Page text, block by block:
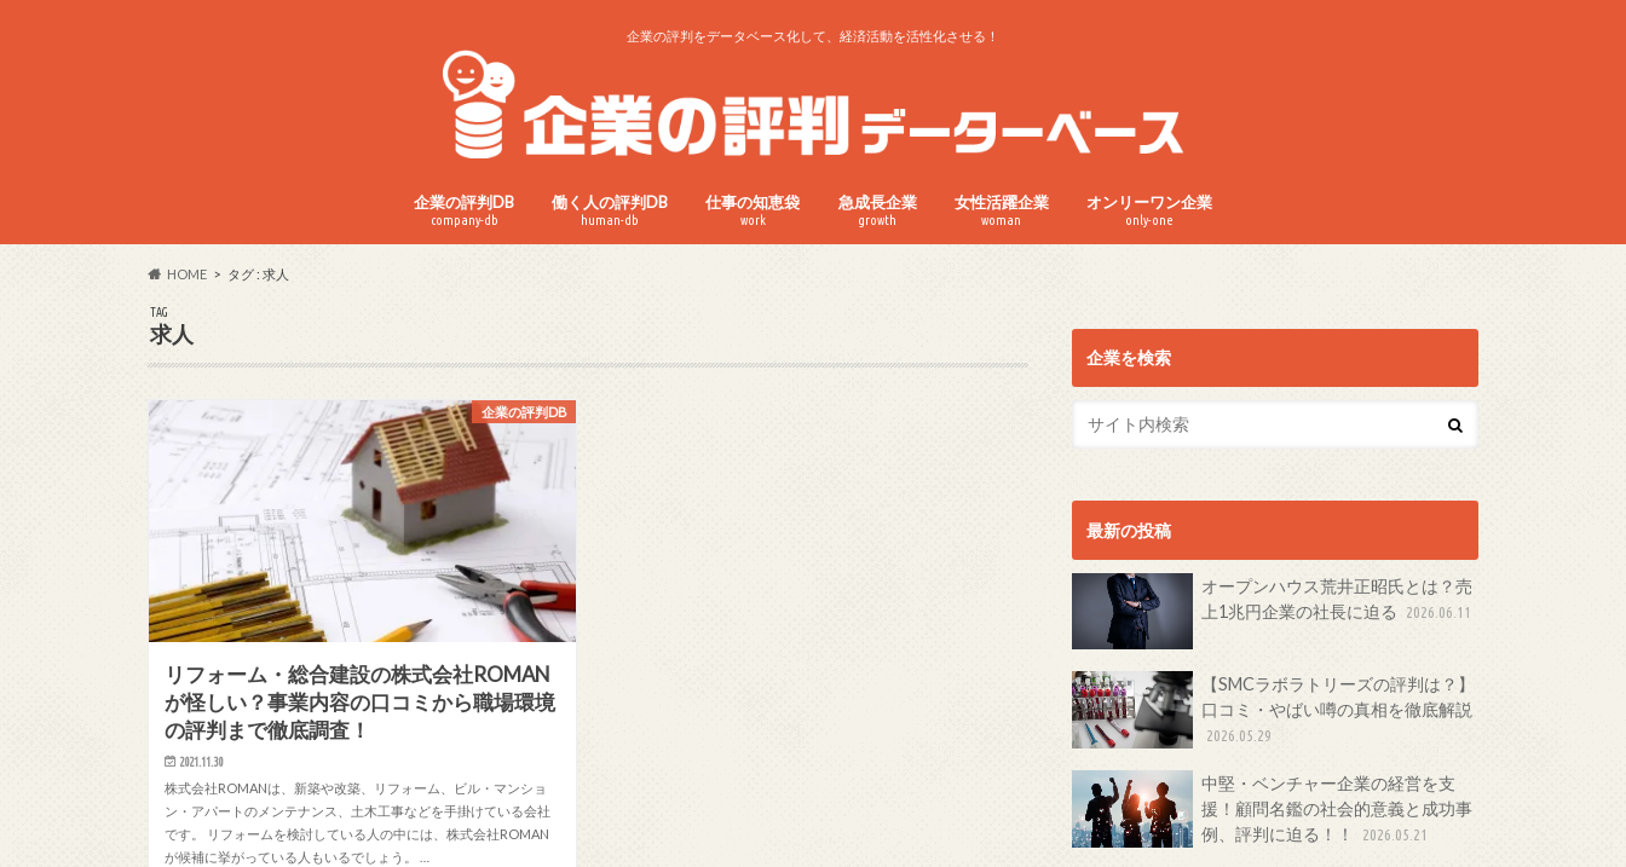
企業の評判をデータベース化して、経済活動を活性化させる！
企業の評判DB
company-db
働く人の評判DB
human-db
仕事の知恵袋
work
急成長企業
growth
女性活躍企業
woman
オンリーワン企業
only-one
HOME タグ : 求人
TAG
求人
企業の評判DB
リフォーム・総合建設の株式会社ROMAN
が怪しい？事業内容の口コミから職場環境
の評判まで徹底調査！
2021.11.30
株式会社ROMANは、新築や改築、リフォーム、ビル・マンショ
ン・アパートのメンテナンス、土木工事などを手掛けている会社
です。 リフォームを検討している人の中には、株式会社ROMAN
が候補に挙がっている人もいるでしょう。 …
企業を検索
最新の投稿
オープンハウス荒井正昭氏とは？売
上1兆円企業の社長に迫る
2026.06.11
【SMCラボラトリーズの評判は？】
口コミ・やばい噂の真相を徹底解説
2026.05.29
中堅・ベンチャー企業の経営を支
援！顧問名鑑の社会的意義と成功事
例、評判に迫る！！
2026.05.21